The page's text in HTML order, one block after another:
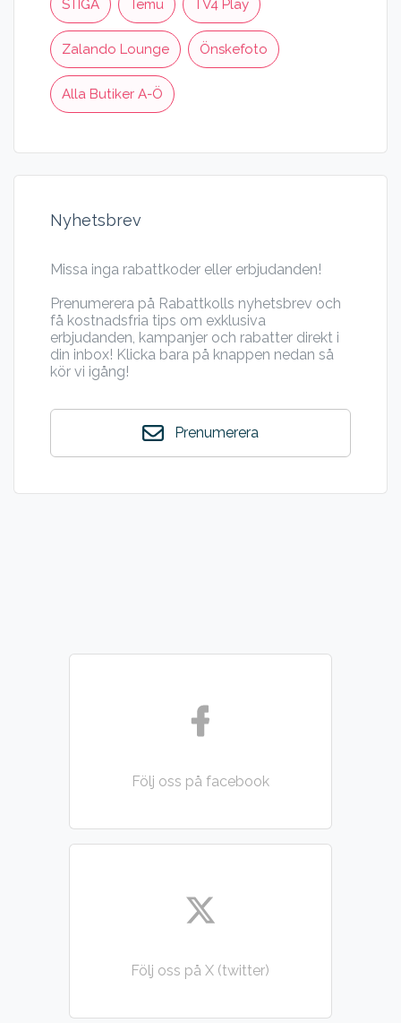
STIGA Temu TV4 Play
Zalando Lounge Önskefoto
Alla Butiker A-Ö
Nyhetsbrev
Missa inga rabattkoder eller erbjudanden!
Prenumerera på Rabattkolls nyhetsbrev och
få kostnadsfria tips om exklusiva
erbjudanden, kampanjer och rabatter direkt i
din inbox! Klicka bara på knappen nedan så
kör vi igång!
Prenumerera
Följ oss på facebook
Följ oss på X (twitter)